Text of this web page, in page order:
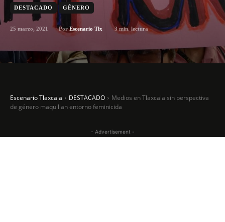
DESTACADO GÉNERO
25 marzo, 2021 Por Escenario Tlx 3 min. lectura
Escenario Tlaxcala DESTACADO
Medios en Tlaxcala sin perspectiva
de género maquillan entorno feminicida
- Advertisement -